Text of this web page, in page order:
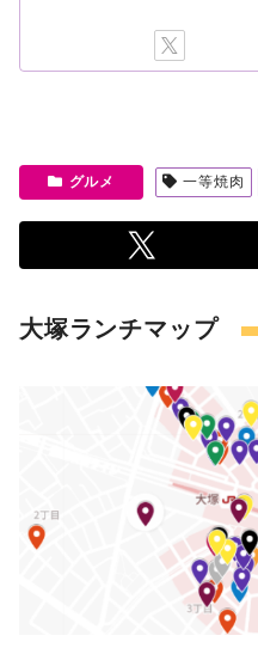
グルメ 一等焼肉
大塚ランチマップ